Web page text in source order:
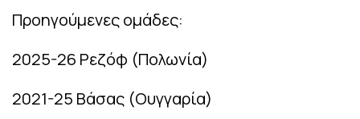
Προηγούμενες ομάδες:
2025-26 Ρεζόφ (Πολωνία)
2021-25 Βάσας (Ουγγαρία)